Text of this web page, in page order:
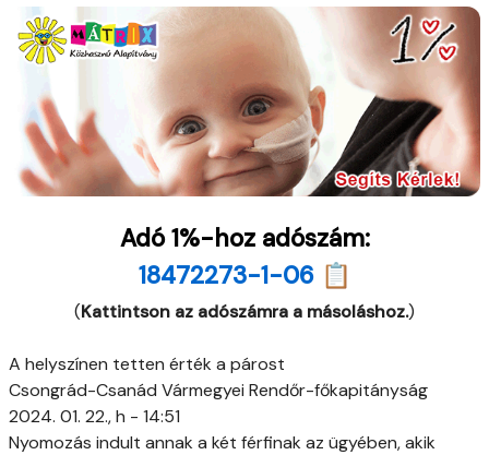
Adó 1%-hoz adószám:
18472273-1-06 📋
(Kattintson az adószámra a másoláshoz.)
A helyszínen tetten érték a párost
Csongrád-Csanád Vármegyei Rendőr-főkapitányság
2024. 01. 22., h - 14:51
Nyomozás indult annak a két férfinak az ügyében, akik